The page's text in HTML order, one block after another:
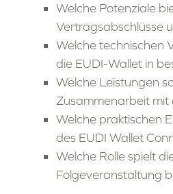
Welche Potenziale
Vertragsabschlüsse
Welche technischen
die EUDI-Wallet in
Welche Leistungen
Zusammenarbeit mit
Welche praktischen
des EUDI Wallet
Welche Rolle spielt
Folgeveranstaltung